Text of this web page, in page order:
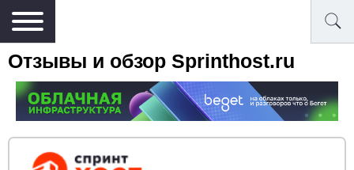
Отзывы и обзор Sprinthost.ru